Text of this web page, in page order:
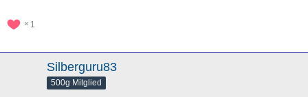
1
Silberguru83
500g Mitglied